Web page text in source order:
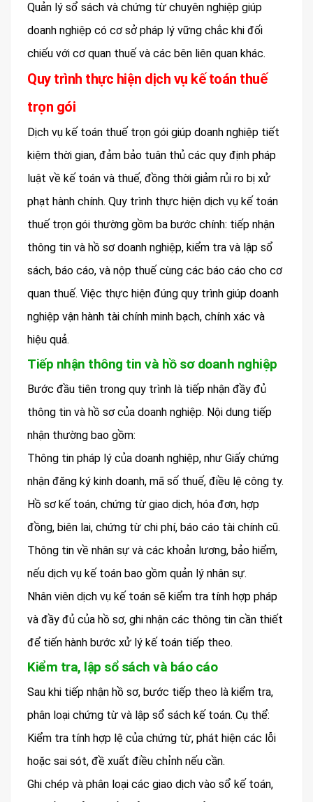
Quản lý sổ sách và chứng từ chuyên nghiệp giúp
doanh nghiệp có cơ sở pháp lý vững chắc khi đối
chiếu với cơ quan thuế và các bên liên quan khác.
Quy trình thực hiện dịch vụ kế toán thuế
trọn gói
Dịch vụ kế toán thuế trọn gói giúp doanh nghiệp tiết
kiệm thời gian, đảm bảo tuân thủ các quy định pháp
luật về kế toán và thuế, đồng thời giảm rủi ro bị xử
phạt hành chính. Quy trình thực hiện dịch vụ kế toán
thuế trọn gói thường gồm ba bước chính: tiếp nhận
thông tin và hồ sơ doanh nghiệp, kiểm tra và lập sổ
sách, báo cáo, và nộp thuế cùng các báo cáo cho cơ
quan thuế. Việc thực hiện đúng quy trình giúp doanh
nghiệp vận hành tài chính minh bạch, chính xác và
hiệu quả.
Tiếp nhận thông tin và hồ sơ doanh nghiệp
Bước đầu tiên trong quy trình là tiếp nhận đầy đủ
thông tin và hồ sơ của doanh nghiệp. Nội dung tiếp
nhận thường bao gồm:
Thông tin pháp lý của doanh nghiệp, như Giấy chứng
nhận đăng ký kinh doanh, mã số thuế, điều lệ công ty.
Hồ sơ kế toán, chứng từ giao dịch, hóa đơn, hợp
đồng, biên lai, chứng từ chi phí, báo cáo tài chính cũ.
Thông tin về nhân sự và các khoản lương, bảo hiểm,
nếu dịch vụ kế toán bao gồm quản lý nhân sự.
Nhân viên dịch vụ kế toán sẽ kiểm tra tính hợp pháp
và đầy đủ của hồ sơ, ghi nhận các thông tin cần thiết
để tiến hành bước xử lý kế toán tiếp theo.
Kiểm tra, lập sổ sách và báo cáo
Sau khi tiếp nhận hồ sơ, bước tiếp theo là kiểm tra,
phân loại chứng từ và lập sổ sách kế toán. Cụ thể:
Kiểm tra tính hợp lệ của chứng từ, phát hiện các lỗi
hoặc sai sót, đề xuất điều chỉnh nếu cần.
Ghi chép và phân loại các giao dịch vào sổ kế toán,